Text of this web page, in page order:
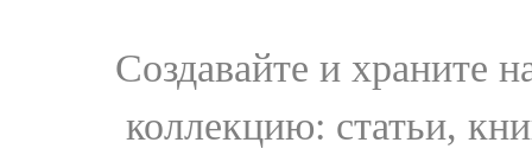
Создавайте и храните
коллекцию: статьи,